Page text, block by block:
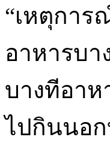
“เหตุการ
อาหารบ
บางทีอา
ไปกินนอ